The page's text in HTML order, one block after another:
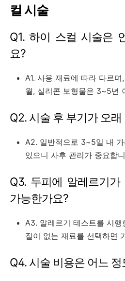
컬 시술
Q1. 하이 스컬 시술은
요?
A1. 사용 재료에 따라 다르
월, 실리콘 보형물은 3~5년
Q2. 시술 후 부기가 오
A2. 일반적으로 3~5일 내
있으니 사후 관리가 중요합
Q3. 두피에 알레르기
가능한가요?
A3. 알레르기 테스트를 시
질이 없는 재료를 선택하면
Q4. 시술 비용은 어느